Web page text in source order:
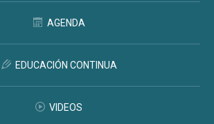
AGENDA
EDUCACIÓN CONTINUA
VIDEOS